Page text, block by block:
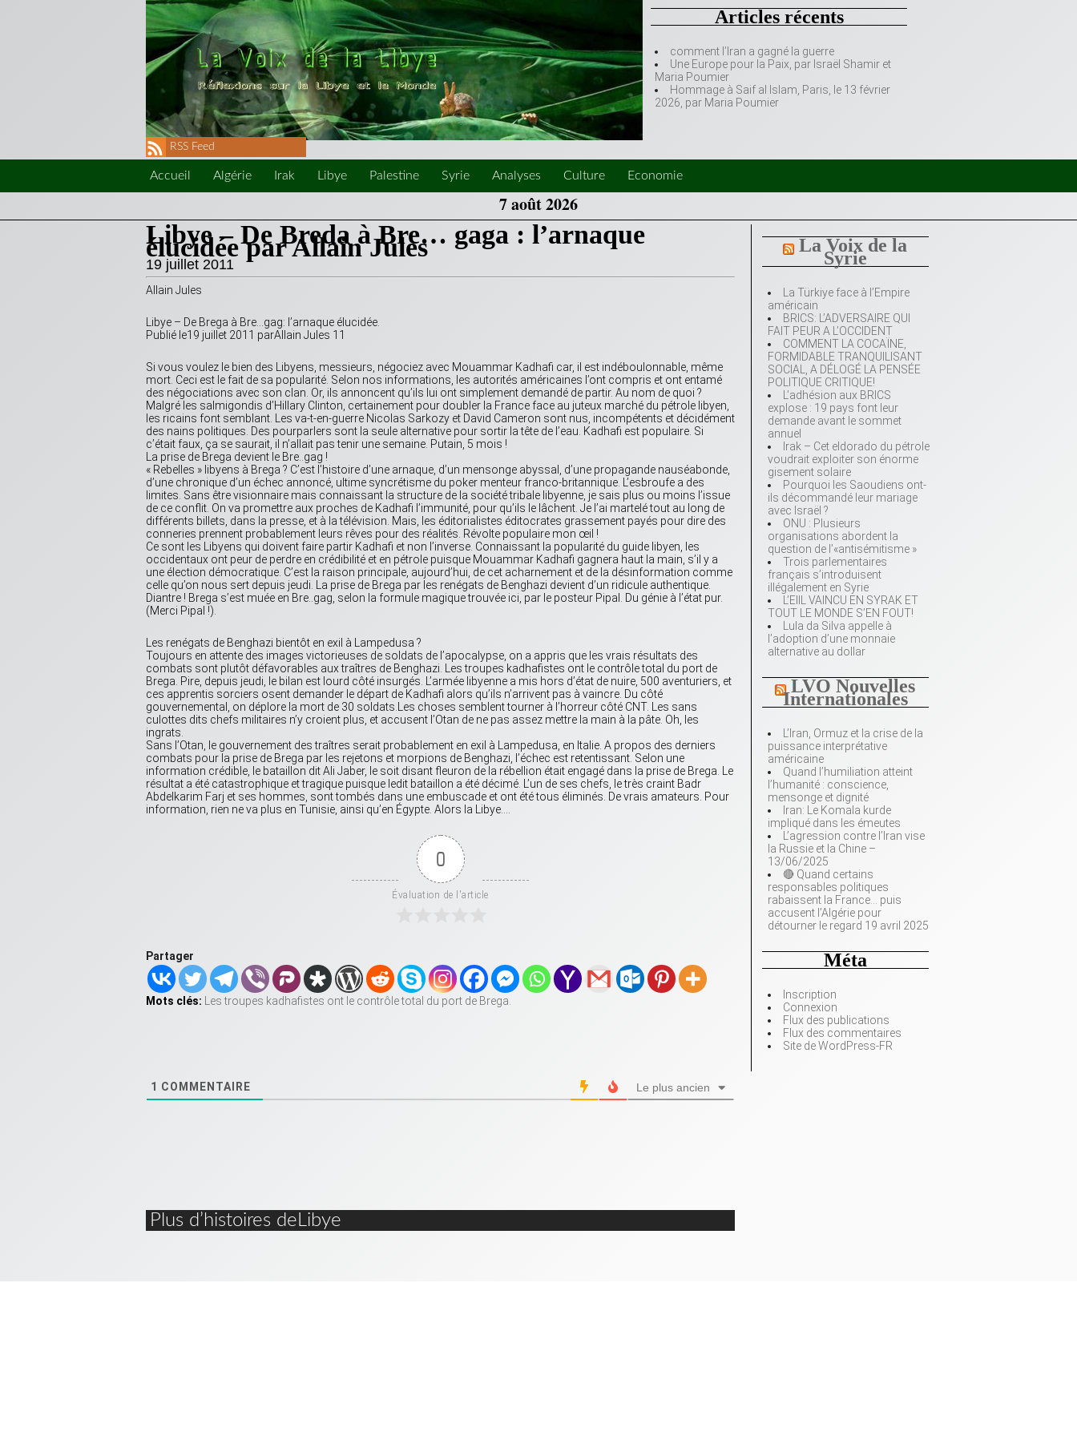
Articles récents
comment l’Iran a gagné la guerre
Une Europe pour la Paix, par Israël Shamir et
Maria Poumier
Hommage à Saif al Islam, Paris, le 13 février
2026, par Maria Poumier
RSS Feed
Accueil Algérie Irak Libye Palestine Syrie Analyses Culture Economie
7 août 2026
La Voix de la
Syrie
La Türkiye face à l’Empire
américain
BRICS: L’ADVERSAIRE QUI
FAIT PEUR A L’OCCIDENT
COMMENT LA COCAÏNE,
FORMIDABLE TRANQUILISANT
SOCIAL, A DÉLOGÉ LA PENSÉE
POLITIQUE CRITIQUE!
L’adhésion aux BRICS
explose : 19 pays font leur
demande avant le sommet
annuel
Irak – Cet eldorado du pétrole
voudrait exploiter son énorme
gisement solaire
Pourquoi les Saoudiens ont-
ils décommandé leur mariage
avec Israël ?
ONU : Plusieurs
organisations abordent la
question de l’«antisémitisme »
Trois parlementaires
français s’introduisent
illégalement en Syrie
L’EIIL VAINCU EN SYRAK ET
TOUT LE MONDE S’EN FOUT!
Lula da Silva appelle à
l’adoption d’une monnaie
alternative au dollar
LVO Nouvelles
Internationales
L’Iran, Ormuz et la crise de la
puissance interprétative
américaine
Quand l’humiliation atteint
l’humanité : conscience,
mensonge et dignité
Iran: Le Komala kurde
impliqué dans les émeutes
L’agression contre l’Iran vise
la Russie et la Chine –
13/06/2025
🔴 Quand certains
responsables politiques
rabaissent la France… puis
accusent l’Algérie pour
détourner le regard 19 avril 2025
Méta
Inscription
Connexion
Flux des publications
Flux des commentaires
Site de WordPress-FR
Libye – De Breda à Bre… gaga : l’arnaque
élucidée par Allain Jules
19 juillet 2011
Allain Jules
Libye – De Brega à Bre…gag: l’arnaque élucidée.
Publié le19 juillet 2011 parAllain Jules 11
Si vous voulez le bien des Libyens, messieurs, négociez avec Mouammar Kadhafi car, il est indéboulonnable, même
mort. Ceci est le fait de sa popularité. Selon nos informations, les autorités américaines l’ont compris et ont entamé
des négociations avec son clan. Or, ils annoncent qu’ils lui ont simplement demandé de partir. Au nom de quoi ?
Malgré les salmigondis d’Hillary Clinton, certainement pour doubler la France face au juteux marché du pétrole libyen,
les ricains font semblant. Les va-t-en-guerre Nicolas Sarkozy et David Cameron sont nus, incompétents et décidément
des nains politiques. Des pourparlers sont la seule alternative pour sortir la tête de l’eau. Kadhafi est populaire. Si
c’était faux, ça se saurait, il n’allait pas tenir une semaine. Putain, 5 mois !
La prise de Brega devient le Bre..gag !
« Rebelles » libyens à Brega ? C’est l’histoire d’une arnaque, d’un mensonge abyssal, d’une propagande nauséabonde,
d’une chronique d’un échec annoncé, ultime syncrétisme du poker menteur franco-britannique. L’esbroufe a des
limites. Sans être visionnaire mais connaissant la structure de la société tribale libyenne, je sais plus ou moins l’issue
de ce conflit. On va promettre aux proches de Kadhafi l’immunité, pour qu’ils le lâchent. Je l’ai martelé tout au long de
différents billets, dans la presse, et à la télévision. Mais, les éditorialistes éditocrates grassement payés pour dire des
conneries prennent probablement leurs rêves pour des réalités. Révolte populaire mon œil !
Ce sont les Libyens qui doivent faire partir Kadhafi et non l’inverse. Connaissant la popularité du guide libyen, les
occidentaux ont peur de perdre en crédibilité et en pétrole puisque Mouammar Kadhafi gagnera haut la main, s’il y a
une élection démocratique. C’est la raison principale, aujourd’hui, de cet acharnement et de la désinformation comme
celle qu’on nous sert depuis jeudi. La prise de Brega par les renégats de Benghazi devient d’un ridicule authentique.
Diantre ! Brega s’est muée en Bre..gag, selon la formule magique trouvée ici, par le posteur Pipal. Du génie à l’état pur.
(Merci Pipal !).
Les renégats de Benghazi bientôt en exil à Lampedusa ?
Toujours en attente des images victorieuses de soldats de l’apocalypse, on a appris que les vrais résultats des
combats sont plutôt défavorables aux traîtres de Benghazi. Les troupes kadhafistes ont le contrôle total du port de
Brega. Pire, depuis jeudi, le bilan est lourd côté insurgés. L’armée libyenne a mis hors d’état de nuire, 500 aventuriers, et
ces apprentis sorciers osent demander le départ de Kadhafi alors qu’ils n’arrivent pas à vaincre. Du côté
gouvernemental, on déplore la mort de 30 soldats.Les choses semblent tourner à l’horreur côté CNT. Les sans
culottes dits chefs militaires n’y croient plus, et accusent l’Otan de ne pas assez mettre la main à la pâte. Oh, les
ingrats.
Sans l’Otan, le gouvernement des traîtres serait probablement en exil à Lampedusa, en Italie. A propos des derniers
combats pour la prise de Brega par les rejetons et morpions de Benghazi, l’échec est retentissant. Selon une
information crédible, le bataillon dit Ali Jaber, le soit disant fleuron de la rébellion était engagé dans la prise de Brega. Le
résultat a été catastrophique et tragique puisque ledit bataillon a été décimé. L’un de ses chefs, le très craint Badr
Abdelkarim Farj et ses hommes, sont tombés dans une embuscade et ont été tous éliminés. De vrais amateurs. Pour
information, rien ne va plus en Tunisie, ainsi qu’en Égypte. Alors la Libye….
0
Évaluation de l'article
Partager
Mots clés: Les troupes kadhafistes ont le contrôle total du port de Brega.
1 COMMENTAIRE Le plus ancien
Plus d’histoires deLibye